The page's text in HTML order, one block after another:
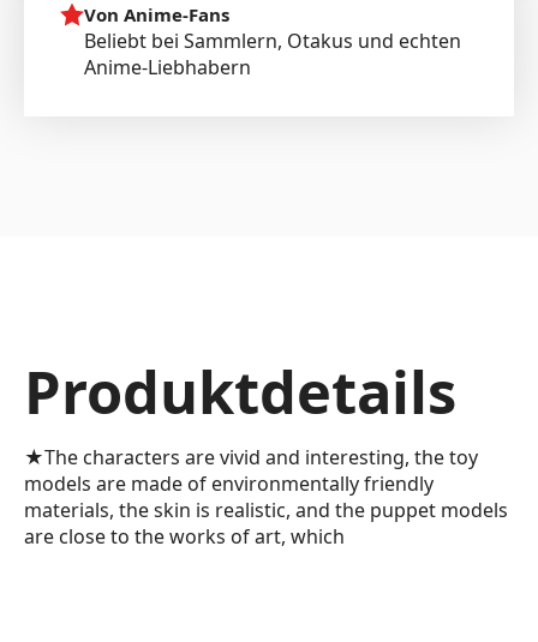
Von Anime-Fans
Beliebt bei Sammlern, Otakus und echten
Anime-Liebhabern
Produktdetails
★The characters are vivid and interesting, the toy
models are made of environmentally friendly
materials, the skin is realistic, and the puppet models
are close to the works of art, which